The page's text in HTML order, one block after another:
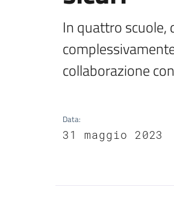
In quattro scuole,
collaborazione
Data:
31 maggio 2023